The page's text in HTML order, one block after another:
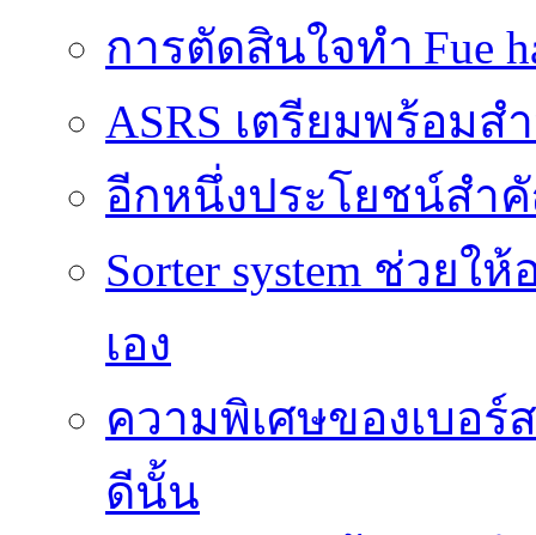
การตัดสินใจทำ Fue
ASRS เตรียมพร้อม
อีกหนึ่งประโยชน์สำคั
Sorter system ช่วย
เอง
ความพิเศษของเบอ
ดีนั้น